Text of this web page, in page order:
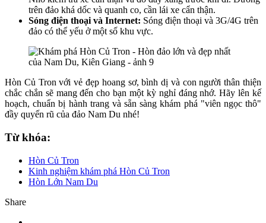
trên đảo khá dốc và quanh co, cần lái xe cẩn thận.
Sóng điện thoại và Internet: Sóng điện thoại và 3G/4G trên
đảo có thể yếu ở một số khu vực.
Hòn Củ Tron với vẻ đẹp hoang sơ, bình dị và con người thân thiện
chắc chắn sẽ mang đến cho bạn một kỳ nghỉ đáng nhớ. Hãy lên kế
hoạch, chuẩn bị hành trang và sẵn sàng khám phá "viên ngọc thô"
đầy quyến rũ của đảo Nam Du nhé!
Từ khóa:
Hòn Củ Tron
Kinh nghiệm khám phá Hòn Củ Tron
Hòn Lớn Nam Du
Share